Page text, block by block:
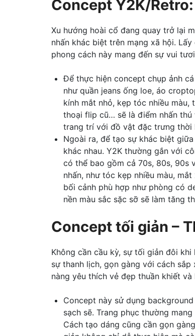
Concept Y2K/
Xu hướng hoài cổ đang quay trở lại
nhấn khác biệt trên mạng xã hội.
phong cách này mang đến sự vui
Để thực hiện concept chụp ảnh
như quần jeans ống loe, áo
kính mắt nhỏ, kẹp tóc nhiều
thoại flip cũ… sẽ là điểm nhấn
trang trí với đồ vật đặc trưng thời
Ngoài ra, để tạo sự khác biệt
khác nhau. Y2K thường gắn với
có thể bao gồm cả 70s, 80s, 90s
nhấn, như tóc kẹp nhiều màu,
bối cảnh phù hợp như phòng có
nền màu sắc sặc sỡ sẽ làm tăng
Concept tối giản –
Không cần cầu kỳ, sự tối giản đôi
sự thanh lịch, gọn gàng với cách
nàng yêu thích vẻ đẹp thuần khiết
Concept này sử dụng
sạch sẽ. Trang phục thường
Cách tạo dáng cũng cần gọn